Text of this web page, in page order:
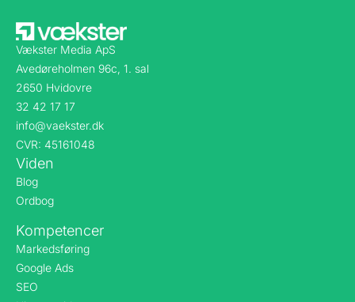
Vækster Media ApS
Avedøreholmen 96c, 1. sal
2650 Hvidovre
32 42 17 17
info@vaekster.dk
CVR: 45161048
Viden
Blog
Ordbog
Kompetencer
Markedsføring
Google Ads
SEO